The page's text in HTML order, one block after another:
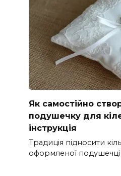
Як самостійно
подушечку для
інструкція
Традиція підносити
оформленої подушечці